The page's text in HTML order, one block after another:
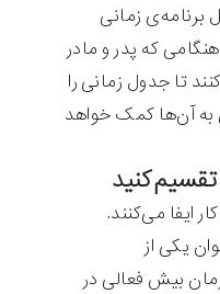
برنامه‌ی زمانی
که پدر و مادر
تا جدول زمانی را
به آن‌ها کمک خواهد
ایفا می‌کنند.
یکی از
بیش فعالی در